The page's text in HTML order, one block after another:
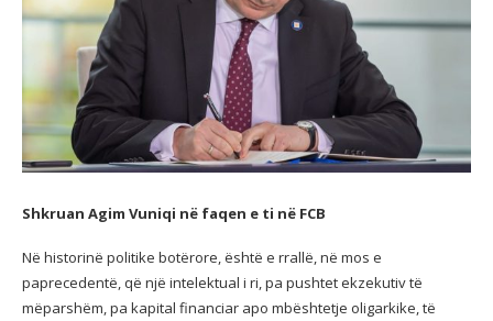
Shkruan Agim Vuniqi në faqen e ti në FCB
Në historinë politike botërore, është e rrallë, në mos e
paprecedentë, që një intelektual i ri, pa pushtetekzekutiv të
mëparshëm, pa kapital financiar apo mbështetje oligarkike, të